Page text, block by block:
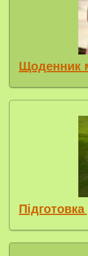
Щоденник